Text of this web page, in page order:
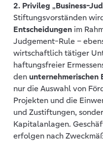
2. Privileg „Business-
Stiftungsvorständen
Entscheidungenim
Judgement-Rule –
wirtschaftlich tätiger
haftungsfreier
den unternehmerischen
nur die Auswahl von
Projekten und die
und Zustiftungen,
Kapitalanlagen.
erfolgen nach